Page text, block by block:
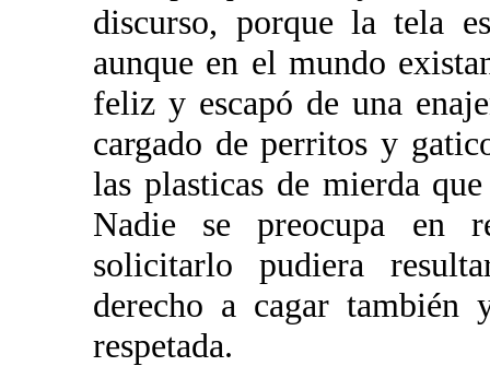
discurso, porque la tela
aunque en el mundo
feliz y escapó de una
cargado de perritos y
las plasticas de mierda
Nadie se preocupa en
solicitarlo pudiera
derecho a cagar también
respetada.